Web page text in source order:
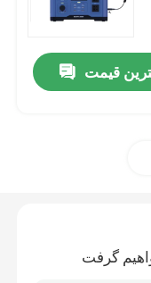
پشتیبان قابل حمل
قیمت
گرفت